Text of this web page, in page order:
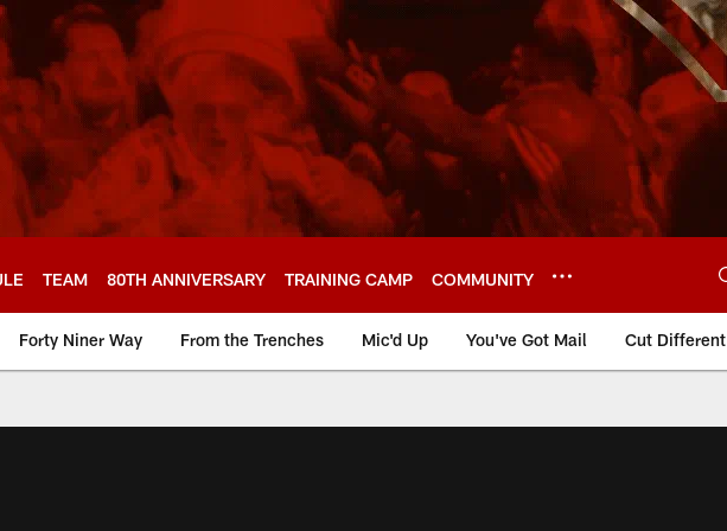
TEAM 80TH ANNIVERSARY TRAINING CAMP COMMUNITY
Forty Niner Way From the Trenches Mic'd Up You've Got Mail Cut Different